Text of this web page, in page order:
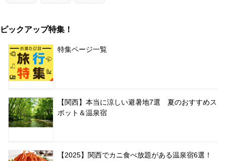
ピックアップ特集！
特集ページ一覧
【関西】本当に涼しい避暑地7選 夏のおすすめス
ポット＆温泉宿
【2025】関西でカニ食べ放題がある温泉宿6選！